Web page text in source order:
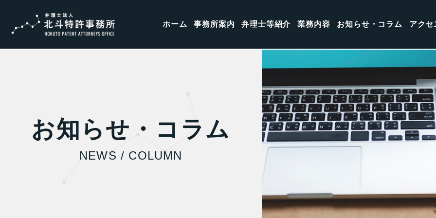
ホーム 事務所案内 弁理士等紹介 業務内容 お知らせ・コラム アクセ
お知らせ・コラム
NEWS / COLUMN